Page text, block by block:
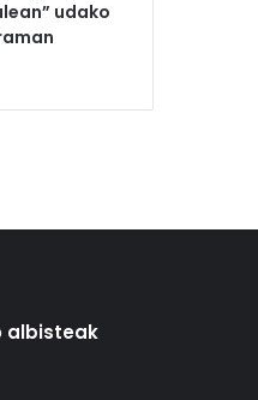
udako
albisteak